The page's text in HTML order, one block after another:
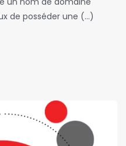
de posséder une (…)